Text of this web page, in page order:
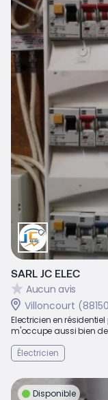
SARL JC ELEC
Aucun avis
Villoncourt
Electricien en
m'occupe aussi bien
Électricien
Disponible